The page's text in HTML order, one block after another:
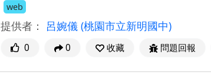
web
提供者： 呂婉儀 (桃園市立新明國中)
0 0 收藏 問題回報